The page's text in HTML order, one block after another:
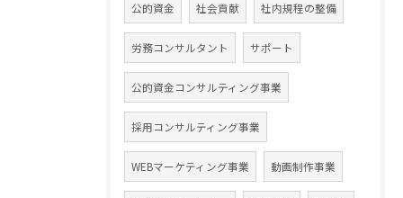
公的資金 社会貢献 社内規程の整備
労務コンサルタント サポート
公的資金コンサルティング事業
採用コンサルティング事業
WEBマーケティング事業 動画制作事業